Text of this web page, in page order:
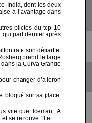
India, dont les deux
a l’avantage dans
pilotes du top 10
qui part dernier après
rate son départ et
prend le large
la Curva Grande
changer d’aileron
bloqué sur sa place.
vite que ’Iceman’. A
et se retrouve 18e.